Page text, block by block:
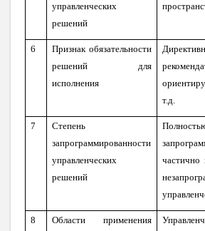
управленческих
решений
6
Признак обязательности
решений для
исполнения
т.д.
7
Степень
запрограммированности
управленческих
решений
8
Области применения